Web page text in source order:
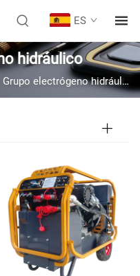
ES
hidráulico
Grupo electrógeno hidráulico